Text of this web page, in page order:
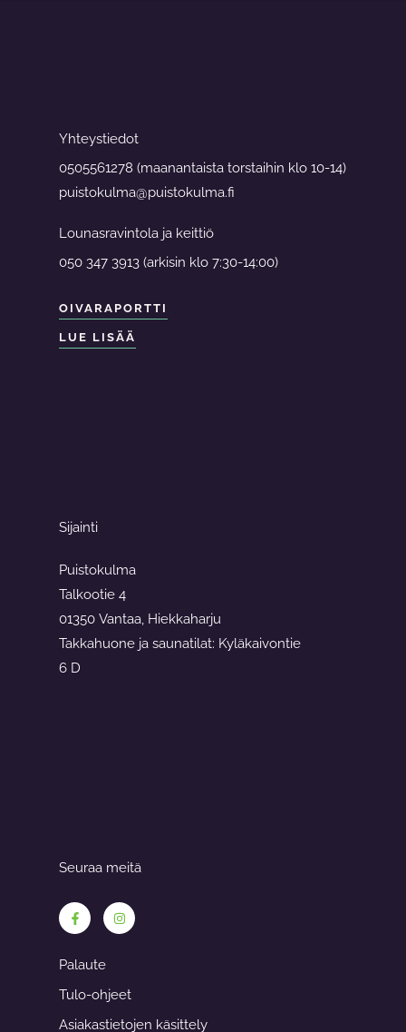
Yhteystiedot
0505561278 (maanantaista torstaihin klo 10-14)
puistokulma@puistokulma.fi
Lounasravintola ja keittiö
050 347 3913 (arkisin klo 7:30-14:00)
OIVARAPORTTI
LUE LISÄÄ
Sijainti
Puistokulma
Talkootie 4
01350 Vantaa, Hiekkaharju
Takkahuone ja saunatilat: Kyläkaivontie
6 D
Seuraa meitä
F
a
c
b
o
k
f
n
s
a
Palaute
Tulo-ohjeet
Asiakastietojen käsittely